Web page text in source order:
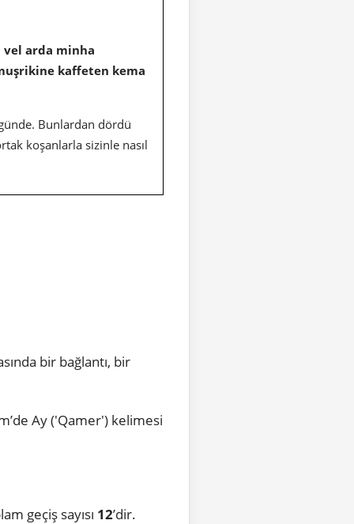
arda minha
kaffeten kema
Bunlardan dördü
koşanlarla sizinle nasıl
bir bağlantı, bir
Ay ('Qamer') kelimesi
geçiş sayısı 12’dir.